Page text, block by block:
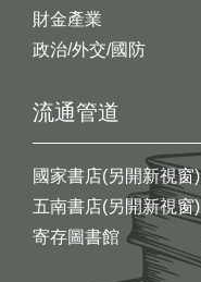
財金產業
政治/外交/國防
流通管道
國家書店(另開新視窗)
五南書店(另開新視窗)
寄存圖書館